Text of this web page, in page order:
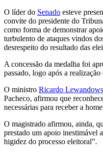
O líder do Senado esteve
convite do presidente do
como forma de demonstrar
turbulento de ataques vindos
desrespeito do resultado das
A concessão da medalha foi
passado, logo após a
O ministro Ricardo
Pacheco, afirmou que
necessárias para receber a
O magistrado afirmou, ainda,
prestado um apoio inestimável
higidez do processo eleitoral”.